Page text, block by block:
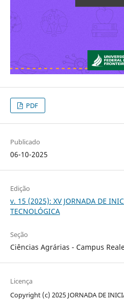
PDF
Publicado
06-10-2025
Edição
v. 15 (2025): XV JORNADA DE
TECNOLÓGICA
Seção
Ciências Agrárias - Campus
Licença
Copyright (c) 2025 JORNADA DE